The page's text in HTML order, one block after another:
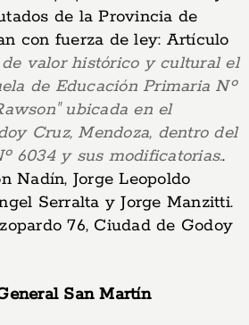
de la Provincia de
con fuerza de ley: Artículo
valor histórico y cultural el
de Educación Primaria Nº
ubicada en el
Cruz, Mendoza, dentro del
6034 y sus modificatorias..
Nadín, Jorge Leopoldo
Serralta y Jorge Manzitti.
76, Ciudad de Godoy
San Martín